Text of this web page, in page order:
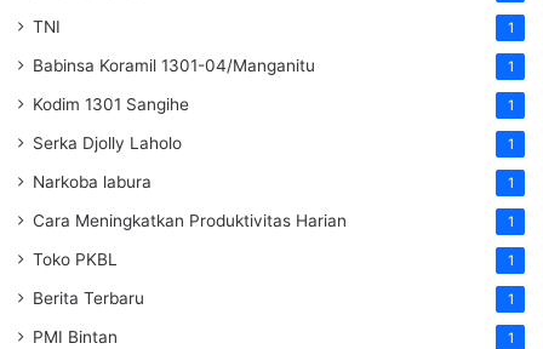
TNI 1
Babinsa Koramil 1301-04/Manganitu 1
Kodim 1301 Sangihe 1
Serka Djolly Laholo 1
Narkoba labura 1
Cara Meningkatkan Produktivitas Harian 1
Toko PKBL 1
Berita Terbaru 1
PMI Bintan 1